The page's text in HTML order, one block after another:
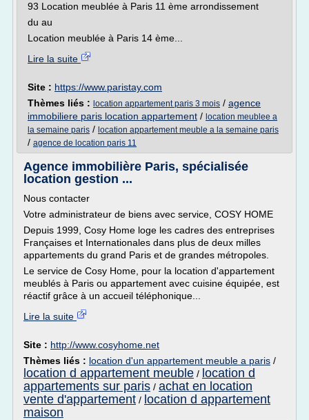
93 Location meublée à Paris 11 ème arrondissement
du au
Location meublée à Paris 14 ème...
Lire la suite
Site : https://www.paristay.com
Thèmes liés : location appartement paris 3 mois / agence
immobiliere paris location appartement / location meublee a
la semaine paris / location appartement meuble a la semaine paris
/ agence de location paris 11
Agence immobilière Paris, spécialisée
location gestion ...
Nous contacter
Votre administrateur de biens avec service, COSY HOME
Depuis 1999, Cosy Home loge les cadres des entreprises
Françaises et Internationales dans plus de deux milles
appartements du grand Paris et de grandes métropoles.
Le service de Cosy Home, pour la location d'appartement
meublés à Paris ou appartement avec cuisine équipée, est
réactif grâce à un accueil téléphonique...
Lire la suite
Site : http://www.cosyhome.net
Thèmes liés : location d'un appartement meuble a paris /
location d appartement meuble / location d
appartements sur paris / achat en location
vente d'appartement / location d appartement
maison